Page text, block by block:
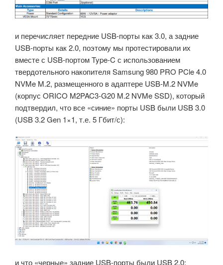
и перечисляет передние USB-порты как 3.0, а задние
USB-порты как 2.0, поэтому мы протестировали их
вместе с USB-портом Type-C с использованием
твердотельного накопителя Samsung 980 PRO PCle 4.0
NVMe M.2, размещенного в адаптере USB-M.2 NVMe
(корпус ORICO M2PAC3-G20 M.2 NVMe SSD), который
подтвердил, что все «синие» порты USB были USB 3.0
(USB 3.2 Gen 1×1, т.е. 5 Гбит/с):
и что «черные» задние USB-порты были USB 2.0: